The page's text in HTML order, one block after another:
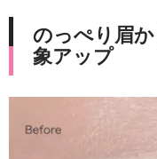
のっぺり眉
象アップ